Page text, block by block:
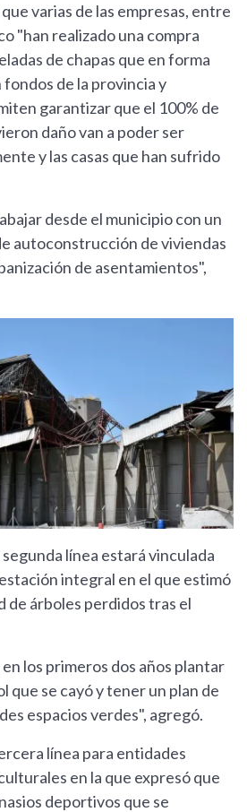
varias de las empresas, entre
"han realizado una compra
de chapas que en forma
de la provincia y
garantizar que el 100% de
daño van a poder ser
y las casas que han sufrido
desde el municipio con un
autoconstrucción de viviendas
de asentamientos",
línea estará vinculada
integral en el que estimó
de árboles perdidos tras el
los primeros dos años plantar
que se cayó y tener un plan de
espacios verdes", agregó.
línea para entidades
en la que expresó que
deportivos que se